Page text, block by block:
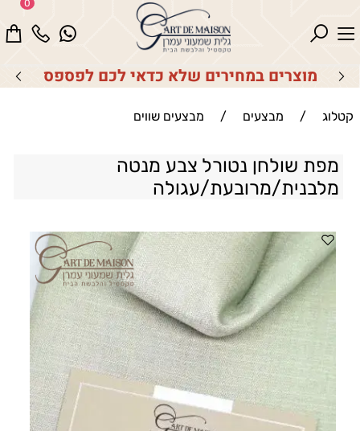
מוצרים במחירים שלא כדאי לכם לפספס
0
קטלוג / מבצעים / מבצעים שווים
מפת שולחן נטורל צבע מנטה
מלבנית/מרובעת/עגולה